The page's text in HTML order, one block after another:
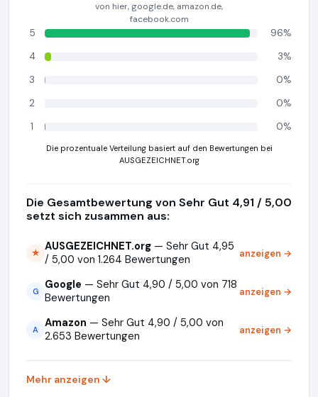
von hier, google.de, amazon.de,
facebook.com
5
96%
4
3%
3
0%
2
0%
1
0%
Die prozentuale Verteilung basiert auf den Bewertungen bei
AUSGEZEICHNET.org
Die Gesamtbewertung von Sehr Gut 4,91 / 5,00
setzt sich zusammen aus:
★ AUSGEZEICHNET.org — Sehr Gut 4,95
/ 5,00 von 1.264 Bewertungen
anzeigen →
G Google — Sehr Gut 4,90 / 5,00 von 718
Bewertungen
anzeigen →
A Amazon — Sehr Gut 4,90 / 5,00 von
2.653 Bewertungen
anzeigen →
Mehr anzeigen ↓